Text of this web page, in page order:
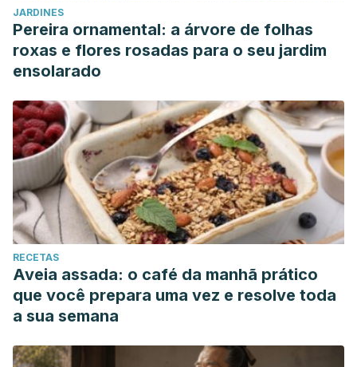
JARDINES
Pereira ornamental: a árvore de folhas
roxas e flores rosadas para o seu jardim
ensolarado
RECETAS
Aveia assada: o café da manhã prático
que você prepara uma vez e resolve toda
a sua semana